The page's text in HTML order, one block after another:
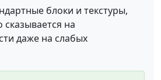
блоки и текстуры,
на
даже на слабых